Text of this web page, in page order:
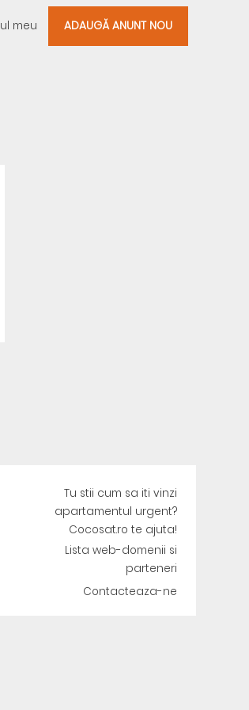
meu ADAUGĂ ANUNT NOU
Tu stii cum sa iti vinzi
apartamentul urgent?
Cocosat.ro te ajuta!
Lista web-domenii si
parteneri
Contacteaza-ne